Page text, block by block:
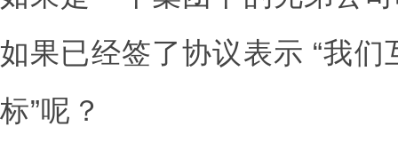
如果已经签了协议表示 “我
标”呢？